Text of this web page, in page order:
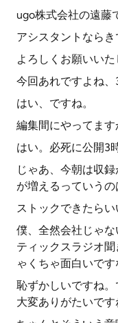
ugo株式会社の遠藤
アシスタントならき
よろしくお願いいた
今回あれですよね
はい、ですね。
編集間にやってます
はい。必死に公開3
じゃあ、今朝は収
が増えるっていうの
ストックできたらい
僕、全然会社じゃ
ティックスラジオ
ゃくちゃ面白いです
恥ずかしいですね
大変ありがたいです